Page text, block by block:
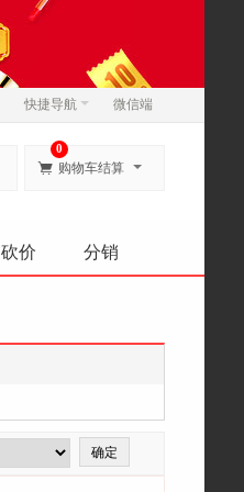
快捷导航 微信端
 购物车结算
0
砍价 分销